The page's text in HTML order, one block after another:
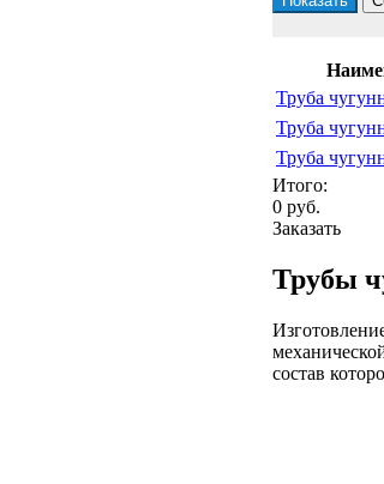
Труба
Труба
Труба
Итого:
0 руб.
Заказать
Трубы
состав